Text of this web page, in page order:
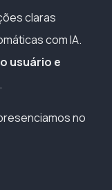
claras
com IA.
usuário e
.
no